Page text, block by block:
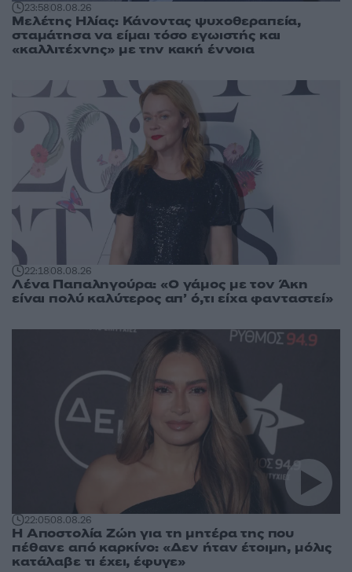
23:5808.08.26
Μελέτης Ηλίας: Κάνοντας ψυχοθεραπεία,
σταμάτησα να είμαι τόσο εγωιστής και
«καλλιτέχνης» με την κακή έννοια
22:1808.08.26
Λένα Παπαληγούρα: «Ο γάμος με τον Άκη
είναι πολύ καλύτερος απ’ ό,τι είχα φανταστεί»
22:0508.08.26
Η Αποστολία Ζώη για τη μητέρα της που
πέθανε από καρκίνο: «Δεν ήταν έτοιμη, μόλις
κατάλαβε τι έχει, έφυγε»